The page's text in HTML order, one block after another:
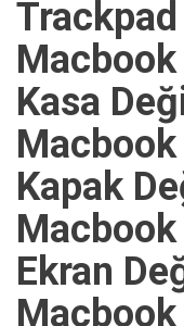
Kasa
Kapak
Ekran
Macbook